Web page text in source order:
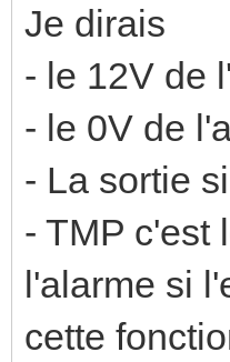
Je dirais
- le 12V de
- le 0V de
- La sortie
- TMP c'est
l'alarme si
cette